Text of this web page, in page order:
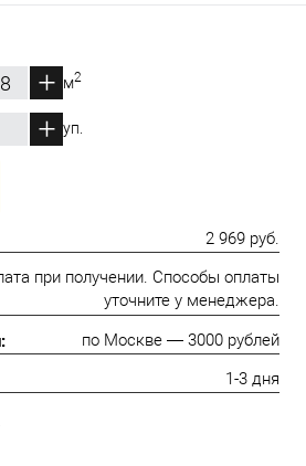
м2
уп.
2 969 руб.
при получении. Способы оплаты
уточните у менеджера.
по Москве — 3000 рублей
1-3 дня